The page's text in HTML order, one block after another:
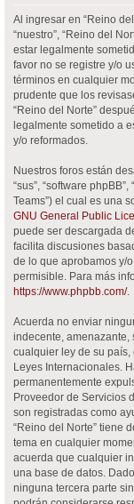
Al ingresar en “Reino
“nuestro”, “Reino del
estar legalmente
favor no se registre y/o
términos en cualquier
prudente que los
“Reino del Norte”
legalmente sometido a
y/o reformados.
Nuestros foros están
“sus”, “software
Teams”) el cual es una
GNU General Public
puede ser descargada
facilita discusiones
de lo que aprobamos y/
permisible. Para más
https://www.phpbb.com/.
Acuerda no enviar
indecente,
cualquier ley de su país,
Leyes Internacionales.
permanentemente
Proveedor de Servicios
son registradas como
“Reino del Norte” tiene
tema en cualquier
acuerda que cualquier
una base de datos.
ninguna tercera parte